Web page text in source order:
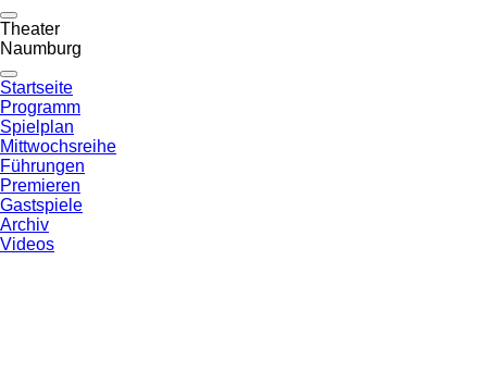
Theater
Naumburg
Startseite
Programm
Spielplan
Mittwochsreihe
Führungen
Premieren
Gastspiele
Archiv
Videos